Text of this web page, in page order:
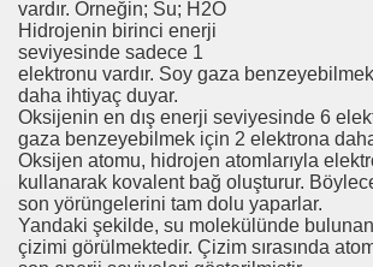
vardır. Örneğin; Su; H2O
Hidrojenin birinci enerji
seviyesinde sadece 1
elektronu vardır. Soy gaza
daha ihtiyaç duyar.
Oksijenin en dış enerji seviyesinde 6
gaza benzeyebilmek için 2 elektrona
Oksijen atomu, hidrojen atomlarıyla
kullanarak kovalent bağ oluşturur.
son yörüngelerini tam dolu yaparlar.
Yandaki şekilde, su molekülünde
çizimi görülmektedir. Çizim sırasında